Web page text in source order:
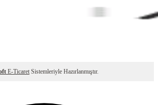
E-Ticaret Sistemleriyle Hazırlanmıştır.